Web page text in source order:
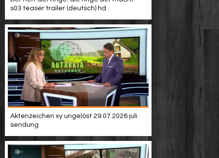
s03 teaser trailer (deutsch) hd
Aktenzeichen xy ungelöst 29.07.2026 juli
sendung